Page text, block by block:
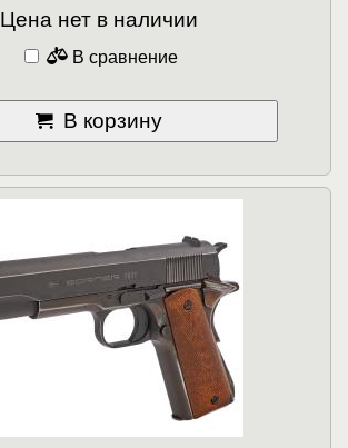
Цена нет в наличии
В сравнение
В корзину